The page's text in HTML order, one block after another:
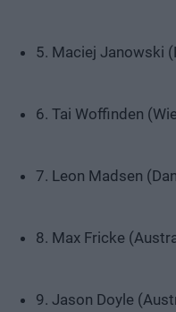
5. Maciej Janowski
6. Tai Woffinden
7. Leon Madsen
8. Max Fricke
9. Jason Doyle